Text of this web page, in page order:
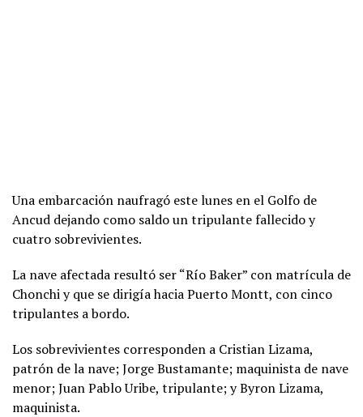
Una embarcación naufragó este lunes en el Golfo de
Ancud dejando como saldo un tripulante fallecido y
cuatro sobrevivientes.
La nave afectada resultó ser “Río Baker” con matrícula de
Chonchi y que se dirigía hacia Puerto Montt, con cinco
tripulantes a bordo.
Los sobrevivientes corresponden a Cristian Lizama,
patrón de la nave; Jorge Bustamante; maquinista de nave
menor; Juan Pablo Uribe, tripulante; y Byron Lizama,
maquinista.